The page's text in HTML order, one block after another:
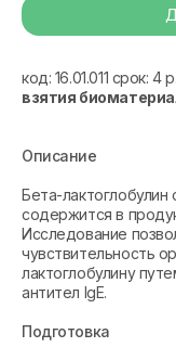
код: 16.01.011 срок: 4
взятия
Описание
Бета-лактоглобулин
содержится в
Исследование
чувствительность
лактоглобулину
антител IgE.
Подготовка